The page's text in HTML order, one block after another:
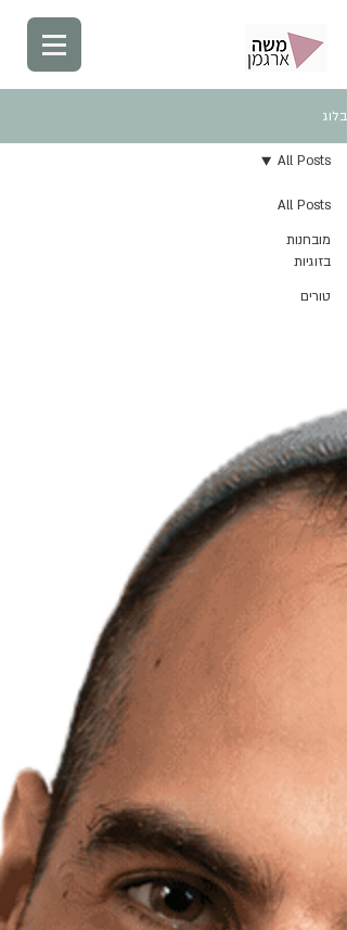
בלוג
All Posts
מובחנות
בזוגיות
טורים
All Posts